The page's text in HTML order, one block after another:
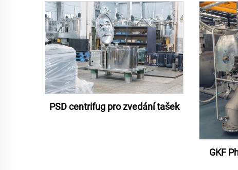
PSD centrifug pro zvedání tašek
GKF